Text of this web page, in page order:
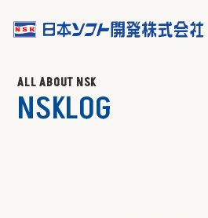
ALL ABOUT NSK
NSKLOG